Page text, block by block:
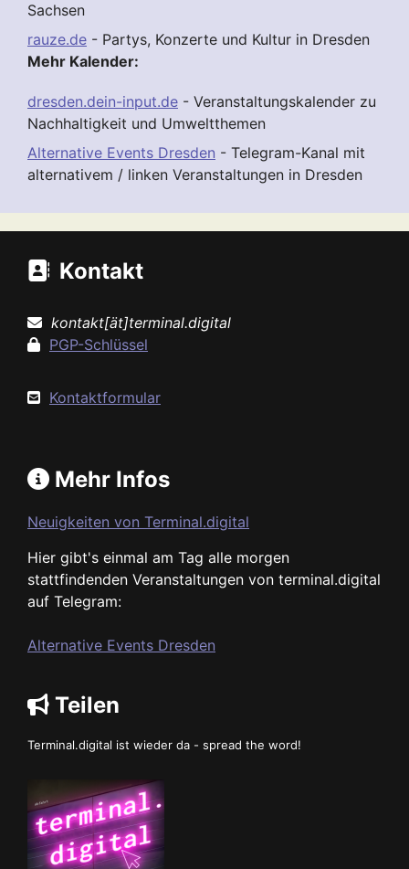
Sachsen
rauze.de - Partys, Konzerte und Kultur in Dresden
Mehr Kalender:
dresden.dein-input.de - Veranstaltungskalender zu
Nachhaltigkeit und Umweltthemen
Alternative Events Dresden - Telegram-Kanal mit
alternativem / linken Veranstaltungen in Dresden
Kontakt
kontakt[ät]terminal.digital
PGP-Schlüssel
Kontaktformular
Mehr Infos
Neuigkeiten von Terminal.digital
Hier gibt's einmal am Tag alle morgen
stattfindenden Veranstaltungen von terminal.digital
auf Telegram:
Alternative Events Dresden
Teilen
Terminal.digital ist wieder da - spread the word!